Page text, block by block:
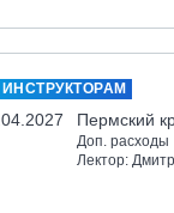
Пермский
Доп. расходы
Лектор: